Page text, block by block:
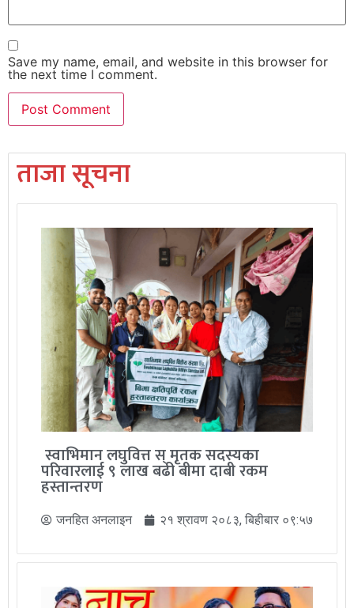
Save my name, email, and website in this browser for
the next time I comment.
ताजा सूचना
स्वाभिमान लघुवित्त स् मृतक सदस्यका
परिवारलाई ९ लाख बढी बीमा दाबी रकम
हस्तान्तरण
जनहित अनलाइन २१ श्रावण २०८३, बिहीबार ०९:५७